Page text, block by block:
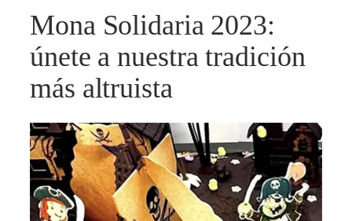
Mona Solidaria 2023:
únete a nuestra tradición
más altruista